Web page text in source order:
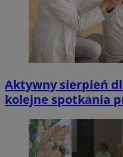
Aktywny sierpień
kolejne spotkania